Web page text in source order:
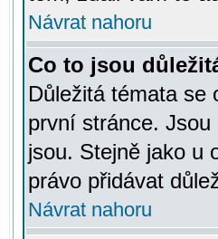
Návrat nahoru
Co to jsou
Důležitá témata se
první stránce.
jsou. Stejně jako u
právo přidávat
Návrat nahoru